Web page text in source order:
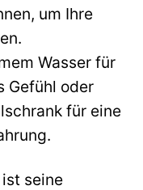
um Ihre
Wasser für
Gefühl oder
für eine
seine